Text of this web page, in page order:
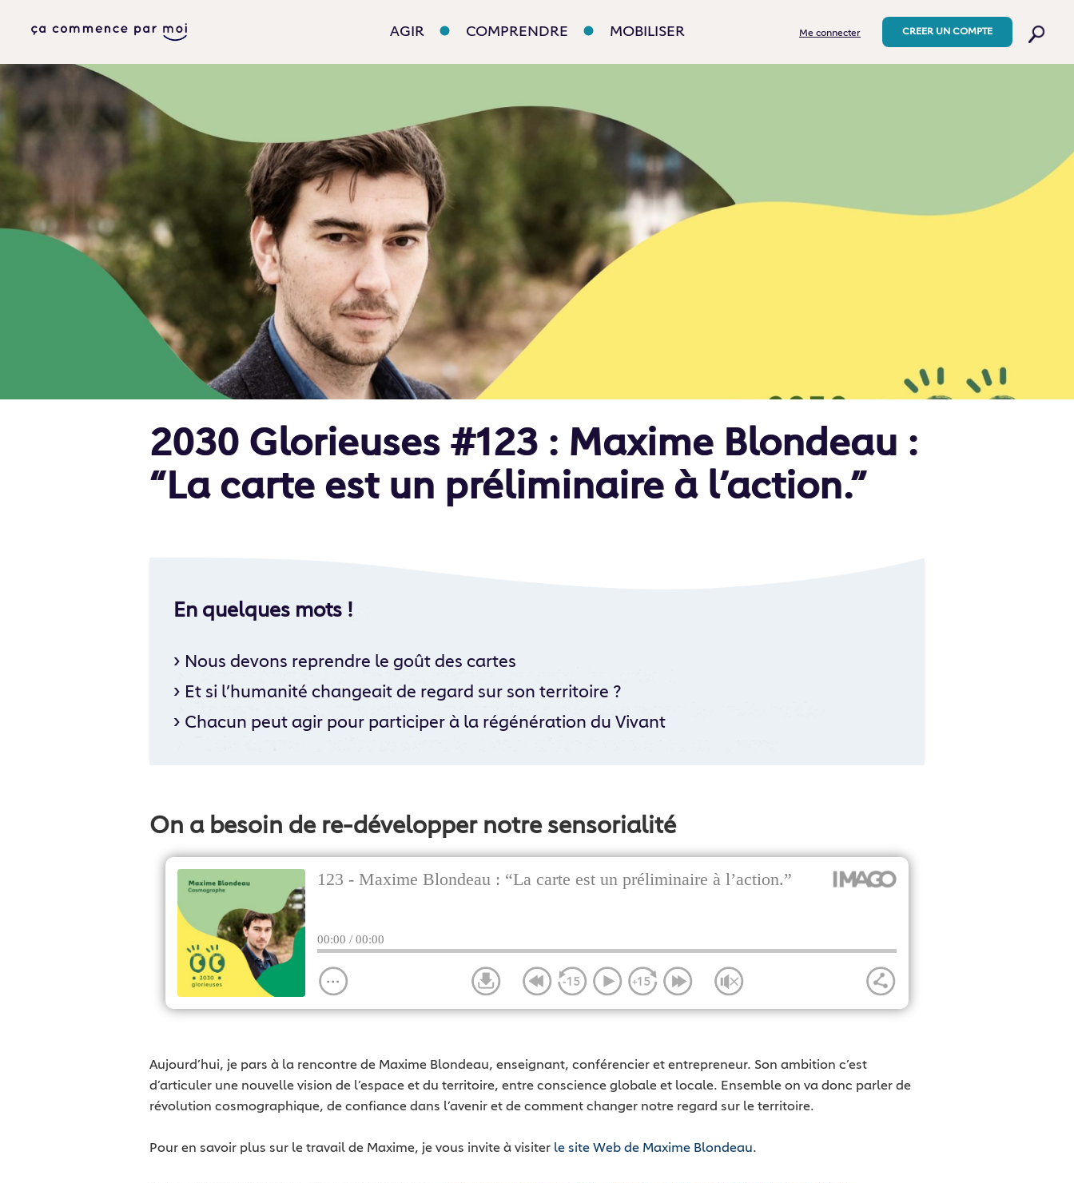
AGIR COMPRENDRE MOBILISER Me connecter CREER UN COMPTE
2030 Glorieuses #123 : Maxime Blondeau :
“La carte est un préliminaire à l’action.”
En quelques mots !
› Nous devons reprendre le goût des cartes
› Et si l’humanité changeait de regard sur son territoire ?
› Chacun peut agir pour participer à la régénération du Vivant
On a besoin de re-développer notre sensorialité
Aujourd’hui, je pars à la rencontre de Maxime Blondeau, enseignant, conférencier et entrepreneur. Son ambition c’est
d’articuler une nouvelle vision de l’espace et du territoire, entre conscience globale et locale. Ensemble on va donc parler de
révolution cosmographique, de confiance dans l’avenir et de comment changer notre regard sur le territoire.
Pour en savoir plus sur le travail de Maxime, je vous invite à visiter le site Web de Maxime Blondeau.